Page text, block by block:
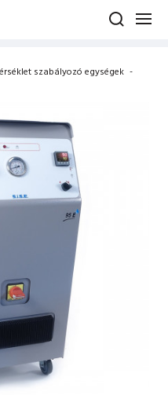
szabályozó egységek -